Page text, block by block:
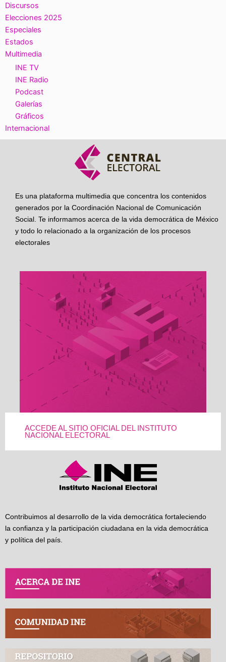
Discursos
Elecciones 2025
Especiales
Estados
Multimedia
INE TV
INE Radio
Podcast
Galerías
Gráficos
Internacional
Es una plataforma multimedia que concentra los contenidos
generados por la Coordinación Nacional de Comunicación
Social. Te informamos acerca de la vida democrática de México
y todo lo relacionado a la organización de los procesos
electorales
ACCEDE AL SITIO OFICIAL DEL INSTITUTO
NACIONAL ELECTORAL
Contribuimos al desarrollo de la vida democrática fortaleciendo
la confianza y la participación ciudadana en la vida democrática
y política del país.